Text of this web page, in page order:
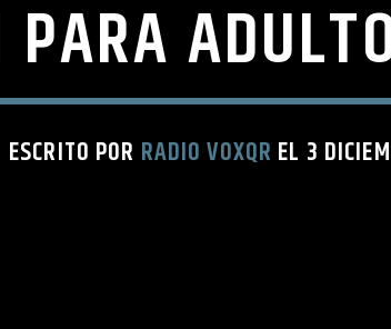
ESCRITO POR RADIO VOXQR EL 3